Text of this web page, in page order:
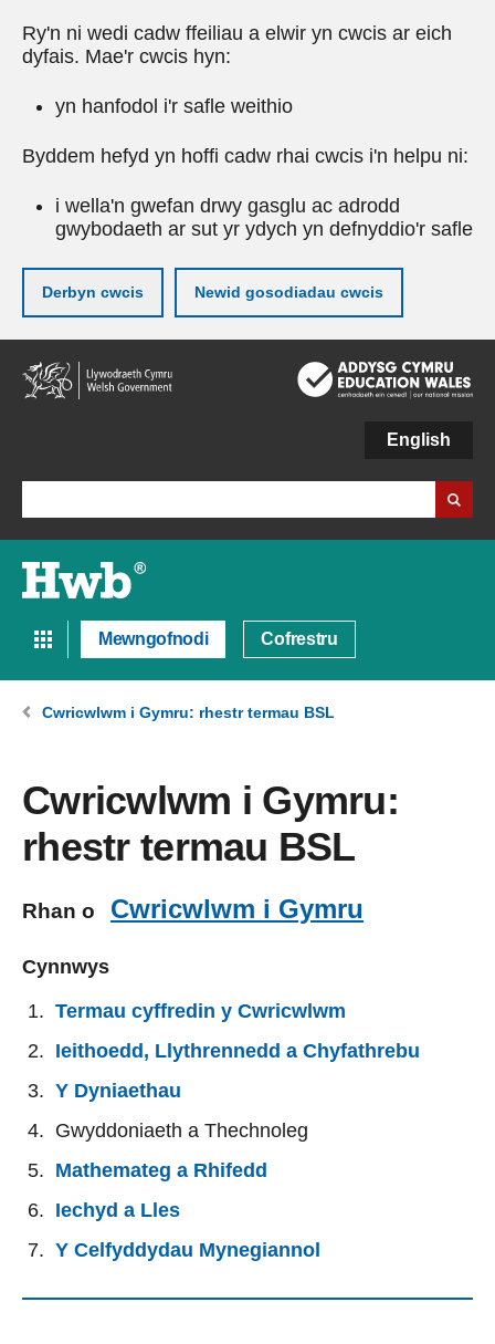
Ry'n ni wedi cadw ffeiliau a elwir yn cwcis ar eich
dyfais. Mae'r cwcis hyn:
yn hanfodol i'r safle weithio
Byddem hefyd yn hoffi cadw rhai cwcis i'n helpu ni:
i wella'n gwefan drwy gasglu ac adrodd
gwybodaeth ar sut yr ydych yn defnyddio'r safle
Derbyn cwcis Newid gosodiadau cwcis
Neidio
i'r
prif
English
Mewngofnodi Cofrestru
Cwricwlwm i Gymru: rhestr termau BSL
Cwricwlwm i Gymru:
rhestr termau BSL
Rhan o Cwricwlwm i Gymru
Cynnwys
Termau cyffredin y Cwricwlwm
Ieithoedd, Llythrennedd a Chyfathrebu
Y Dyniaethau
Gwyddoniaeth a Thechnoleg
Mathemateg a Rhifedd
Iechyd a Lles
Y Celfyddydau Mynegiannol